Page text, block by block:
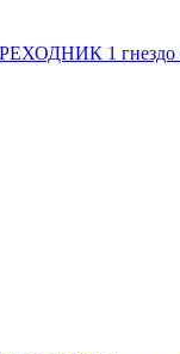
1 гнездо